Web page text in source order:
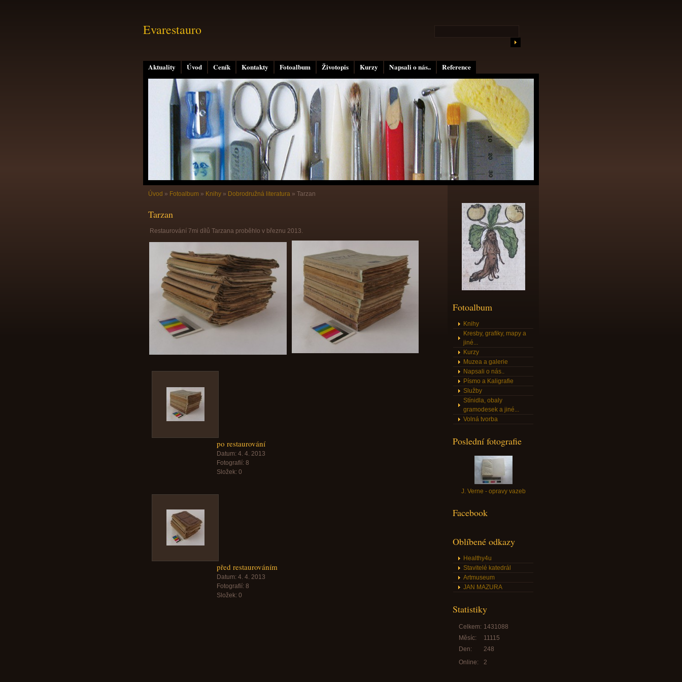
Aktuality Úvod Ceník Kontakty Fotoalbum Životopis Kurzy Napsali o nás.. Reference
Evarestauro
Úvod » Fotoalbum » Knihy » Dobrodružná literatura » Tarzan
Tarzan
Restaurování 7mi dílů Tarzana proběhlo v březnu 2013.
po restaurování
Datum: 4. 4. 2013
Fotografií: 8
Složek: 0
před restaurováním
Datum: 4. 4. 2013
Fotografií: 8
Složek: 0
Fotoalbum
Knihy
Kresby, grafiky, mapy a
jiné...
Kurzy
Muzea a galerie
Napsali o nás..
Písmo a Kaligrafie
Služby
Stínidla, obaly
gramodesek a jiné...
Volná tvorba
Poslední fotografie
J. Verne - opravy vazeb
Facebook
Oblíbené odkazy
Healthy4u
Stavitelé katedrál
Artmuseum
JAN MAZURA
Statistiky
Online: 2
Celkem: 1431088
Měsíc:
11115
Den:
248